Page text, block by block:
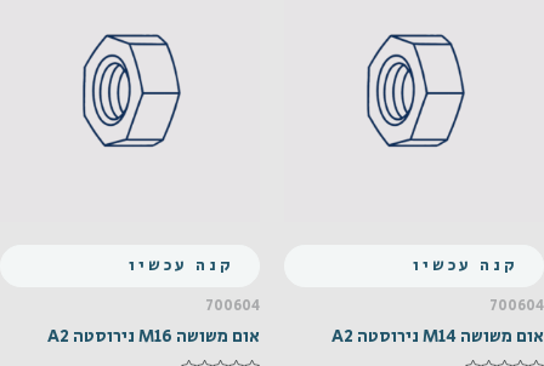
קנה עכשיו
700604
אום משושה M14 נירוסטה A2
קנה עכשיו
700604
אום משושה M16 נירוסטה A2